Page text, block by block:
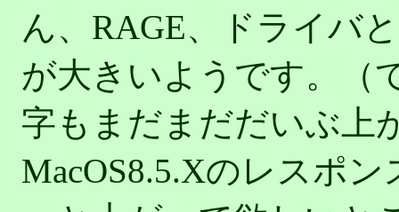
ん、RAGE、ドライバ
が大きいようです。（
字もまだまだだいぶ上
MacOS8.5.Xのレスポ